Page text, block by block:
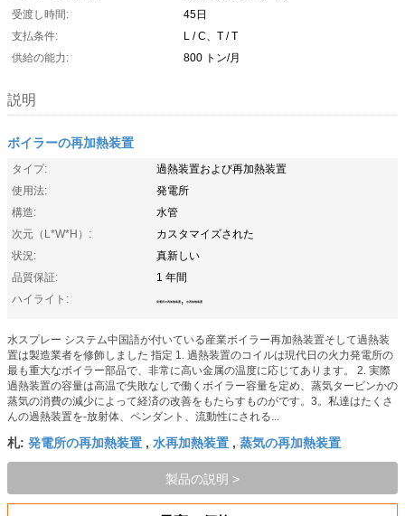
受渡し時間:
45日
支払条件:
L / C、T / T
供給の能力:
800 トン/月
説明
ボイラーの再加熱装置
タイプ:
過熱装置および再加熱装置
使用法:
発電所
構造:
水管
次元（L*W*H）:
カスタマイズされた
状況:
真新しい
品質保証:
1 年間
ハイライト:
発電所の再加熱装置 , 水再加熱装置
水スプレー システム中国語が付いている産業ボイラー再加熱装置そして過熱装
置は製造業者を修飾しました 指定 1. 過熱装置のコイルは現代日の火力発電所の
最も重大なボイラー部品で、非常に高い金属の温度に応じてあります。 2. 実際
過熱装置の容量は高温で失敗なしで働くボイラー容量を定め、蒸気タービンかの
蒸気の消費の減少によって経済の改善をもたらすものがです。3。私達はたくさ
んの過熱装置を-放射体、ペンダント、流動性にされる...
札: 発電所の再加熱装置 , 水再加熱装置 , 蒸気の再加熱装置
製品の説明 >